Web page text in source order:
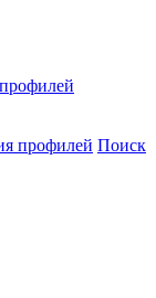
профилей Поиск